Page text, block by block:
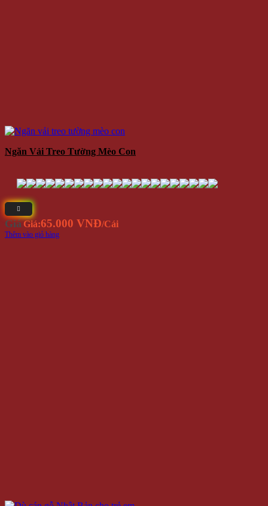
Ngăn Vải Treo Tường Mèo Con
Giá Giá:65.000 VNĐ/Cái
Thêm vào giỏ hàng